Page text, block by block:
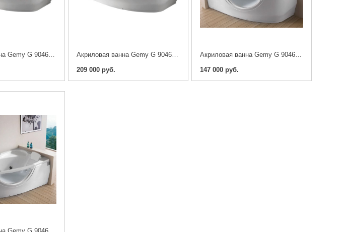
Акриловая ванна Gemy G 9046 II O 171x99
Акриловая ванна Gemy G 9046-II-K 170x100
209 000 руб.
Акриловая ванна Gemy G 9046-II-B 170x100
147 000 руб.